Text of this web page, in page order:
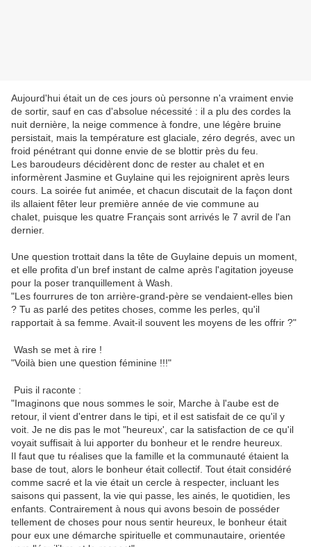
Aujourd'hui était un de ces jours où personne n'a vraiment envie
de sortir, sauf en cas d'absolue nécessité : il a plu des cordes la
nuit dernière, la neige commence à fondre, une légère bruine
persistait, mais la température est glaciale, zéro degrés, avec un
froid pénétrant qui donne envie de se blottir près du feu.
Les baroudeurs décidèrent donc de rester au chalet et en
informèrent Jasmine et Guylaine qui les rejoignirent après leurs
cours. La soirée fut animée, et chacun discutait de la façon dont
ils allaient fêter leur première année de vie commune au
chalet, puisque les quatre Français sont arrivés le 7 avril de l'an
dernier.
Une question trottait dans la tête de Guylaine depuis un moment,
et elle profita d'un bref instant de calme après l'agitation joyeuse
pour la poser tranquillement à Wash.
"Les fourrures de ton arrière-grand-père se vendaient-elles bien
? Tu as parlé des petites choses, comme les perles, qu'il
rapportait à sa femme. Avait-il souvent les moyens de les offrir ?"
Wash se met à rire !
"Voilà bien une question féminine !!!"
Puis il raconte :
"Imaginons que nous sommes le soir, Marche à l'aube est de
retour, il vient d'entrer dans le tipi, et il est satisfait de ce qu'il y
voit. Je ne dis pas le mot "heureux', car la satisfaction de ce qu'il
voyait suffisait à lui apporter du bonheur et le rendre heureux.
Il faut que tu réalises que la famille et la communauté étaient la
base de tout, alors le bonheur était collectif. Tout était considéré
comme sacré et la vie était un cercle à respecter, incluant les
saisons qui passent, la vie qui passe, les ainés, le quotidien, les
enfants. Contrairement à nous qui avons besoin de posséder
tellement de choses pour nous sentir heureux, le bonheur était
pour eux une démarche spirituelle et communautaire, orientée